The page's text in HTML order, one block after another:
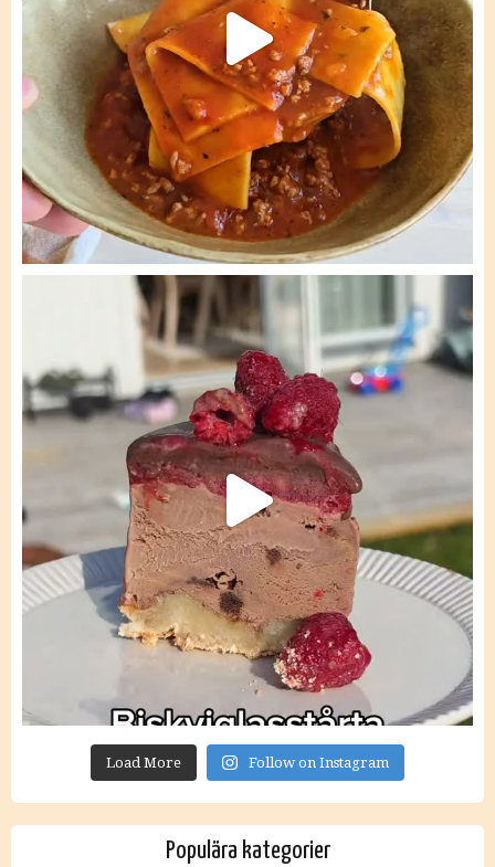
Load More Follow on Instagram
Populära kategorier